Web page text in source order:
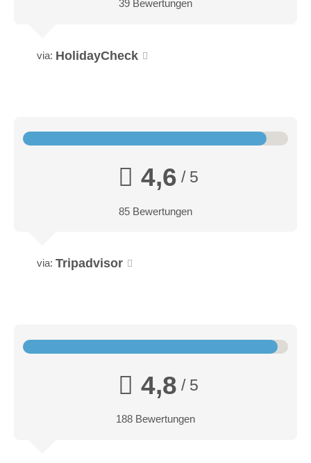
39 Bewertungen
via: HolidayCheck
4,6 / 5
85 Bewertungen
via: Tripadvisor
4,8 / 5
188 Bewertungen